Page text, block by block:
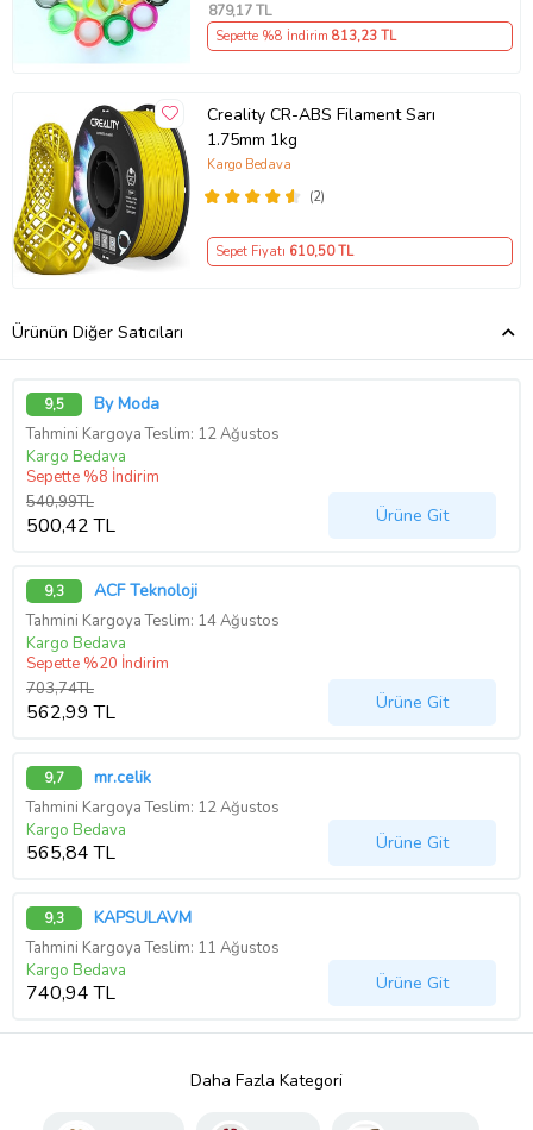
879,17 TL
Sepette %8 İndirim 813,23 TL
Creality CR-ABS Filament Sarı
1.75mm 1kg
(2)
Kargo Bedava
Sepet Fiyatı 610,50 TL
Ürünün Diğer Satıcıları
9,5 By Moda
Tahmini Kargoya Teslim: 12 Ağustos
Kargo Bedava
Sepette %8 İndirim
540,99TL
500,42 TL Ürüne Git
9,3 ACF Teknoloji
Tahmini Kargoya Teslim: 14 Ağustos
Kargo Bedava
Sepette %20 İndirim
703,74TL
562,99 TL Ürüne Git
9,7 mr.celik
Tahmini Kargoya Teslim: 12 Ağustos
Kargo Bedava
565,84 TL Ürüne Git
9,3 KAPSULAVM
Tahmini Kargoya Teslim: 11 Ağustos
Kargo Bedava
740,94 TL Ürüne Git
Daha Fazla Kategori